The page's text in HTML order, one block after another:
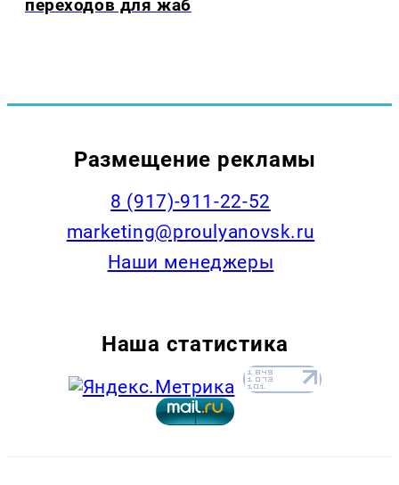
переходов для жаб
Размещение рекламы
8 (917)-911-22-52
marketing@proulyanovsk.ru
Наши менеджеры
Наша статистика